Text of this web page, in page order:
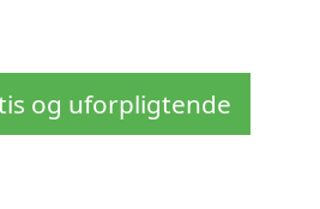
og uforpligtende